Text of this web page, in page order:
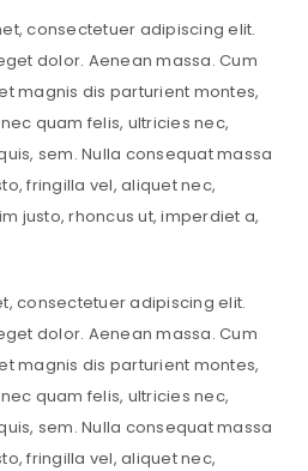
consectetuer adipiscing elit.
dolor. Aenean massa. Cum
magnis dis parturient montes,
quam felis, ultricies nec,
sem. Nulla consequat massa
fringilla vel, aliquet nec,
justo, rhoncus ut, imperdiet a,
consectetuer adipiscing elit.
dolor. Aenean massa. Cum
magnis dis parturient montes,
quam felis, ultricies nec,
sem. Nulla consequat massa
fringilla vel, aliquet nec,